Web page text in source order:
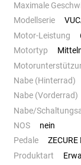
Maximale
Modellserie
Motor-Leistung
Motortyp
Nabe (Hinterrad)
Nabe (Vorderrad)
Nabe/
NOS
nein
Pedale
Produktart